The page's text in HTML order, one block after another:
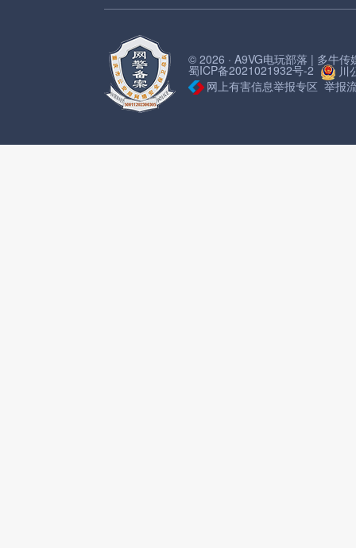
© 2026 · A9VG电玩部落 | 多牛传
蜀ICP备2021021932号-2
川
网上有害信息举报专区 举报